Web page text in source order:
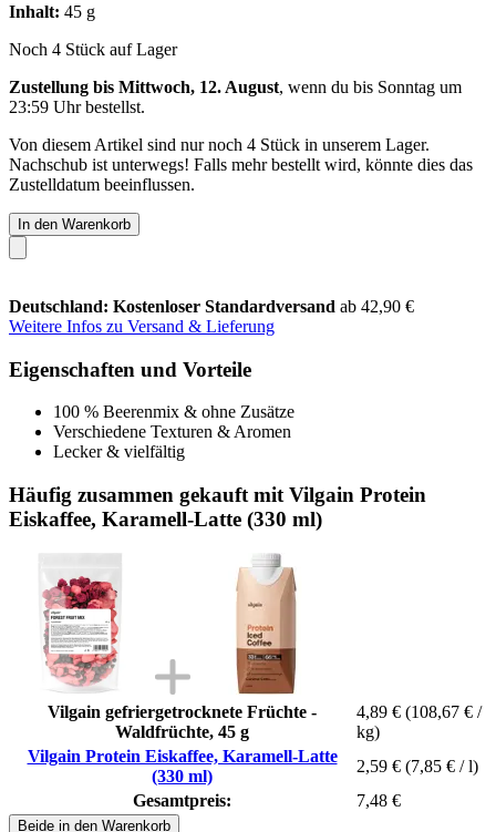
Inhalt: 45 g
Noch 4 Stück auf Lager
Zustellung bis Mittwoch, 12. August, wenn du bis Sonntag um
23:59 Uhrbestellst.
Von diesem Artikel sind nur noch 4 Stück in unserem Lager.
Nachschub ist unterwegs! Falls mehr bestellt wird, könnte dies das
Zustelldatum beeinflussen.
In den Warenkorb
Deutschland: Kostenloser Standardversand ab 42,90 €
Weitere Infos zu Versand & Lieferung
Eigenschaften und Vorteile
100 % Beerenmix & ohne Zusätze
Verschiedene Texturen & Aromen
Lecker & vielfältig
Häufig zusammen gekauft mit Vilgain Protein
Eiskaffee, Karamell-Latte (330 ml)
Vilgain gefriergetrocknete Früchte -
Waldfrüchte, 45 g
4,89 € (108,67 € /
kg)
Vilgain Protein Eiskaffee, Karamell-Latte
(330 ml)
2,59 € (7,85 € / l)
Gesamtpreis:
7,48 €
Beide in den Warenkorb